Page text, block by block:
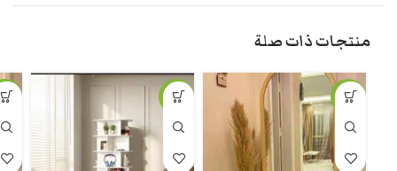
منتجات ذات صلة
-24%
-17%